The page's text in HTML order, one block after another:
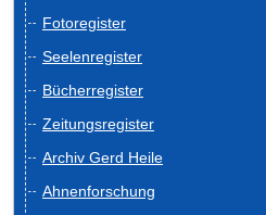
Fotoregister
Seelenregister
Bücherregister
Zeitungsregister
Archiv Gerd Heile
Ahnenforschung